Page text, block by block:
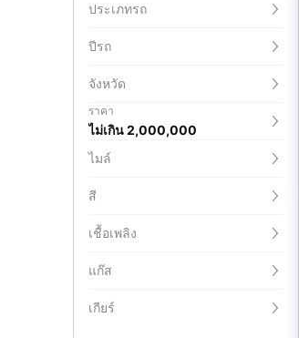
ประเภทรถ
ปีรถ
จังหวัด
ราคา
ไม่เกิน 2,000,000
ไมล์
สี
เชื้อเพลิง
แก๊ส
เกียร์